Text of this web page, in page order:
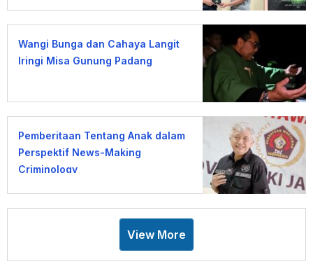
Wangi Bunga dan Cahaya Langit
Iringi Misa Gunung Padang
Pemberitaan Tentang Anak dalam
Perspektif News-Making
Criminology
View More